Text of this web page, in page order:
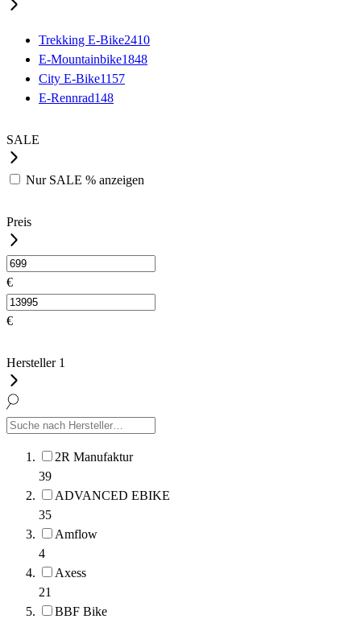
Trekking E-Bike2410
E-Mountainbike1848
City E-Bike1157
E-Rennrad148
SALE
Nur SALE % anzeigen
Preis
€
€
Hersteller 1
2R Manufaktur
39
ADVANCED EBIKE
35
Amflow
4
Axess
21
BBF Bike